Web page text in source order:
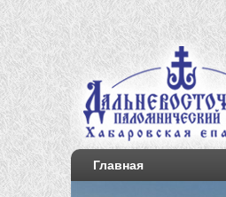
Главная